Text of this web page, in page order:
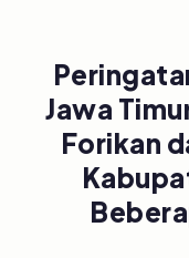
Jawa
Forikan